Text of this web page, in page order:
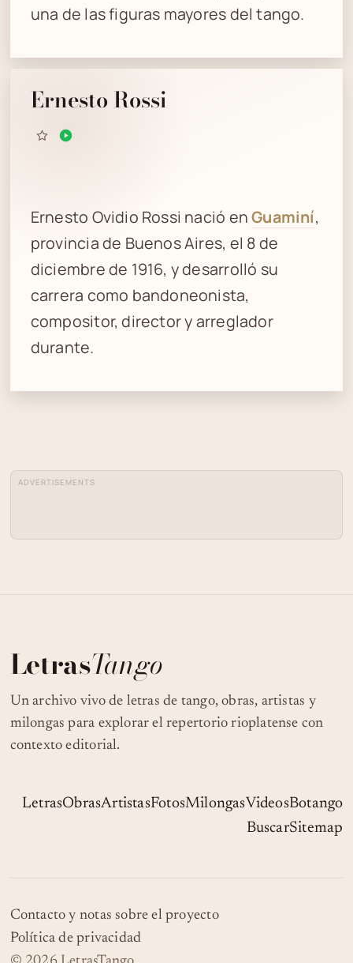
una de las figuras mayores del tango.
Ernesto Rossi
Ernesto Ovidio Rossi nació enGuaminí,
provincia de Buenos Aires, el 8 de
diciembre de 1916, y desarrolló su
carrera como bandoneonista,
compositor, director y arreglador
durante.
ADVERTISEMENTS
LetrasTango
Un archivo vivo de letras de tango, obras, artistas y
milongas para explorar el repertorio rioplatense con
contexto editorial.
LetrasObrasArtistasFotosMilongasVideosBotango
BuscarSitemap
Contacto y notas sobre el proyecto
Política de privacidad